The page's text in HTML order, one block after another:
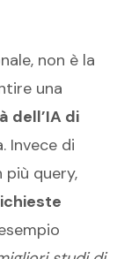
non è la
una
dell’IA di
Invece di
query,